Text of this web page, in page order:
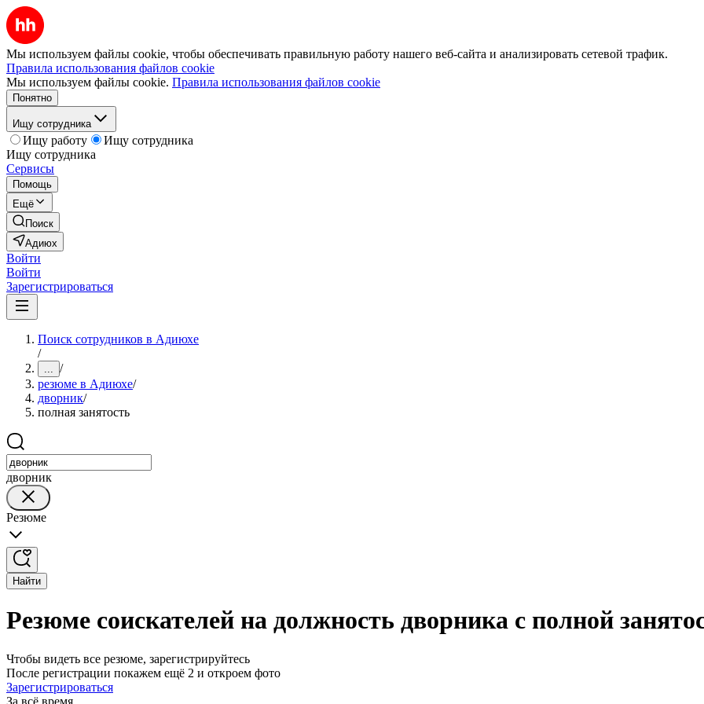
Мы используем файлы cookie, чтобы обеспечивать правильную работу нашего веб-сайта и анализировать сетевой трафик.
Правила использования файлов cookie
Мы используем файлы cookie. Правила использования файлов cookie
Понятно
Ищу сотрудника
Ищу работу
Ищу сотрудника
Ищу сотрудника
Сервисы
Помощь
Ещё
Поиск
Адиюх
Войти
Войти
Зарегистрироваться
Поиск сотрудников в Адиюхе
/
... /
резюме в Адиюхе/
дворник/
полная занятость
дворник
Резюме
Найти
Резюме соискателей на должность дворника с полной
Чтобы видеть все резюме, зарегистрируйтесь
После регистрации покажем ещё 2 и откроем фото
Зарегистрироваться
За всё время